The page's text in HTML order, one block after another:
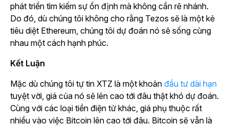
phát triển tìm kiếm sự ổn định mà không cần rẽ nhánh.
Do đó, dù chúng tôi không cho rằng Tezos sẽ là một kẻ
tiêu diệt Ethereum, chúng tôi dự đoán nó sẽ sống cùng
nhau một cách hạnh phúc.
Kết Luận
Mặc dù chúng tôi tự tin XTZ là một khoản đầu tư dài hạn
tuyệt vời, giá của nó sẽ lên cao tới đâu thật khó dự đoán.
Cùng với các loại tiền điện tử khác, giá phụ thuộc rất
nhiều vào việc Bitcoin lên cao tới đâu. Bitcoin sẽ vẫn là